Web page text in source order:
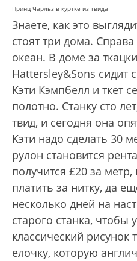
Принц Чарльз в куртке из твида
Знаете, как это
стоят три дома.
океан. В доме за
Hattersley&Sons сидит
Кэти Кэмпбелл и ткет
полотно. Станку сто
твид, и сегодня она
Кэти надо сделать 30
рулон становится
получится £20 за
платить за нитку, да
несколько дней на
старого станка, чтобы
классический рисунок
елочку, которую